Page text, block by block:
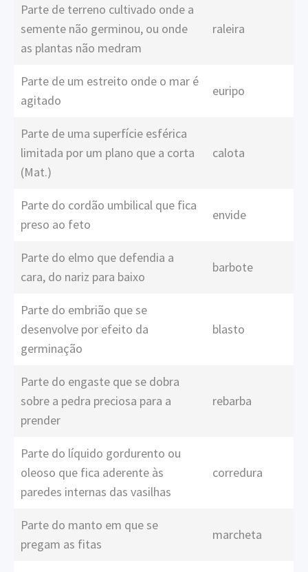
Parte de terreno cultivado onde a
semente não germinou, ou onde
as plantas não medram
raleira
Parte de um estreito onde o mar é
agitado
euripo
Parte de uma superfície esférica
limitada por um plano que a corta
(Mat.)
calota
Parte do cordão umbilical que fica
preso ao feto
envide
Parte do elmo que defendia a
cara, do nariz para baixo
barbote
Parte do embrião que se
desenvolve por efeito da
germinação
blasto
Parte do engaste que se dobra
sobre a pedra preciosa para a
prender
rebarba
Parte do líquido gordurento ou
oleoso que fica aderente às
paredes internas das vasilhas
corredura
Parte do manto em que se
pregam as fitas
marcheta